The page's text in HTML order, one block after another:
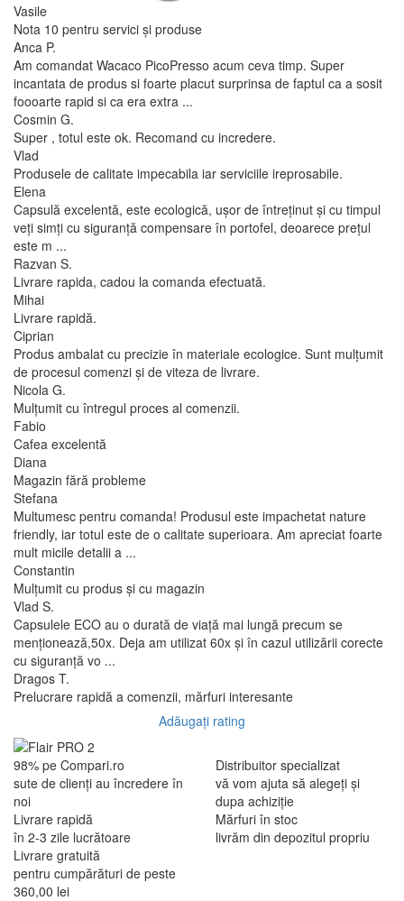
Vasile
Nota 10 pentru servici și produse
Anca P.
Am comandat Wacaco PicoPresso acum ceva timp. Super
incantata de produs si foarte placut surprinsa de faptul ca a sosit
foooarte rapid si ca era extra ...
Cosmin G.
Super , totul este ok. Recomand cu incredere.
Vlad
Produsele de calitate impecabila iar serviciile ireprosabile.
Elena
Capsulă excelentă, este ecologică, ușor de întreținut și cu timpul
veți simți cu siguranță compensare în portofel, deoarece prețul
este m ...
Razvan S.
Livrare rapida, cadou la comanda efectuată.
Mihai
Livrare rapidă.
Ciprian
Produs ambalat cu precizie în materiale ecologice. Sunt mulțumit
de procesul comenzi și de viteza de livrare.
Nicola G.
Mulțumit cu întregul proces al comenzii.
Fabio
Cafea excelentă
Diana
Magazin fără probleme
Stefana
Multumesc pentru comanda! Produsul este impachetat nature
friendly, iar totul este de o calitate superioara. Am apreciat foarte
mult micile detalii a ...
Constantin
Mulțumit cu produs și cu magazin
Vlad S.
Capsulele ECO au o durată de viață mai lungă precum se
menționează,50x. Deja am utilizat 60x și în cazul utilizării corecte
cu siguranță vo ...
Dragos T.
Prelucrare rapidă a comenzii, mărfuri interesante
Adăugați rating
98% pe Compari.ro
sute de clienți au încredere în
noi
Distribuitor specializat
vă vom ajuta să alegeți și
dupa achiziție
Livrare rapidă
în 2-3 zile lucrătoare
Mărfuri în stoc
livrăm din depozitul propriu
Livrare gratuită
pentru cumpărături de peste
360,00 lei